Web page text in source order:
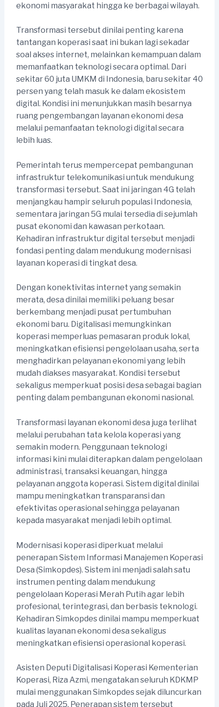
ekonomi masyarakat hingga ke berbagai wilayah.
Transformasi tersebut dinilai penting karena
tantangan koperasi saat ini bukan lagi sekadar
soal akses internet, melainkan kemampuan dalam
memanfaatkan teknologi secara optimal. Dari
sekitar 60 juta UMKM di Indonesia, baru sekitar 40
persen yang telah masuk ke dalam ekosistem
digital. Kondisi ini menunjukkan masih besarnya
ruang pengembangan layanan ekonomi desa
melalui pemanfaatan teknologi digital secara
lebih luas.
Pemerintah terus mempercepat pembangunan
infrastruktur telekomunikasi untuk mendukung
transformasi tersebut. Saat ini jaringan 4G telah
menjangkau hampir seluruh populasi Indonesia,
sementara jaringan 5G mulai tersedia di sejumlah
pusat ekonomi dan kawasan perkotaan.
Kehadiran infrastruktur digital tersebut menjadi
fondasi penting dalam mendukung modernisasi
layanan koperasi di tingkat desa.
Dengan konektivitas internet yang semakin
merata, desa dinilai memiliki peluang besar
berkembang menjadi pusat pertumbuhan
ekonomi baru. Digitalisasi memungkinkan
koperasi memperluas pemasaran produk lokal,
meningkatkan efisiensi pengelolaan usaha, serta
menghadirkan pelayanan ekonomi yang lebih
mudah diakses masyarakat. Kondisi tersebut
sekaligus memperkuat posisi desa sebagai bagian
penting dalam pembangunan ekonomi nasional.
Transformasi layanan ekonomi desa juga terlihat
melalui perubahan tata kelola koperasi yang
semakin modern. Penggunaan teknologi
informasi kini mulai diterapkan dalam pengelolaan
administrasi, transaksi keuangan, hingga
pelayanan anggota koperasi. Sistem digital dinilai
mampu meningkatkan transparansi dan
efektivitas operasional sehingga pelayanan
kepada masyarakat menjadi lebih optimal.
Modernisasi koperasi diperkuat melalui
penerapan Sistem Informasi Manajemen Koperasi
Desa (Simkopdes). Sistem ini menjadi salah satu
instrumen penting dalam mendukung
pengelolaan Koperasi Merah Putih agar lebih
profesional, terintegrasi, dan berbasis teknologi.
Kehadiran Simkopdes dinilai mampu memperkuat
kualitas layanan ekonomi desa sekaligus
meningkatkan efisiensi operasional koperasi.
Asisten Deputi Digitalisasi Koperasi Kementerian
Koperasi, Riza Azmi, mengatakan seluruh KDKMP
mulai menggunakan Simkopdes sejak diluncurkan
pada Juli 2025. Penerapan sistem tersebut